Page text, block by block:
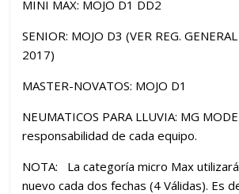
MINI MAX: MOJO D1 DD2
SENIOR: MOJO D3 (VER REG.
2017)
MASTER-NOVATOS: MOJO D1
NEUMATICOS PARA LLUVIA: MG
responsabilidad de cada equipo.
NOTA: La categoría micro Max
nuevo cada dos fechas (4 Válidas). Es